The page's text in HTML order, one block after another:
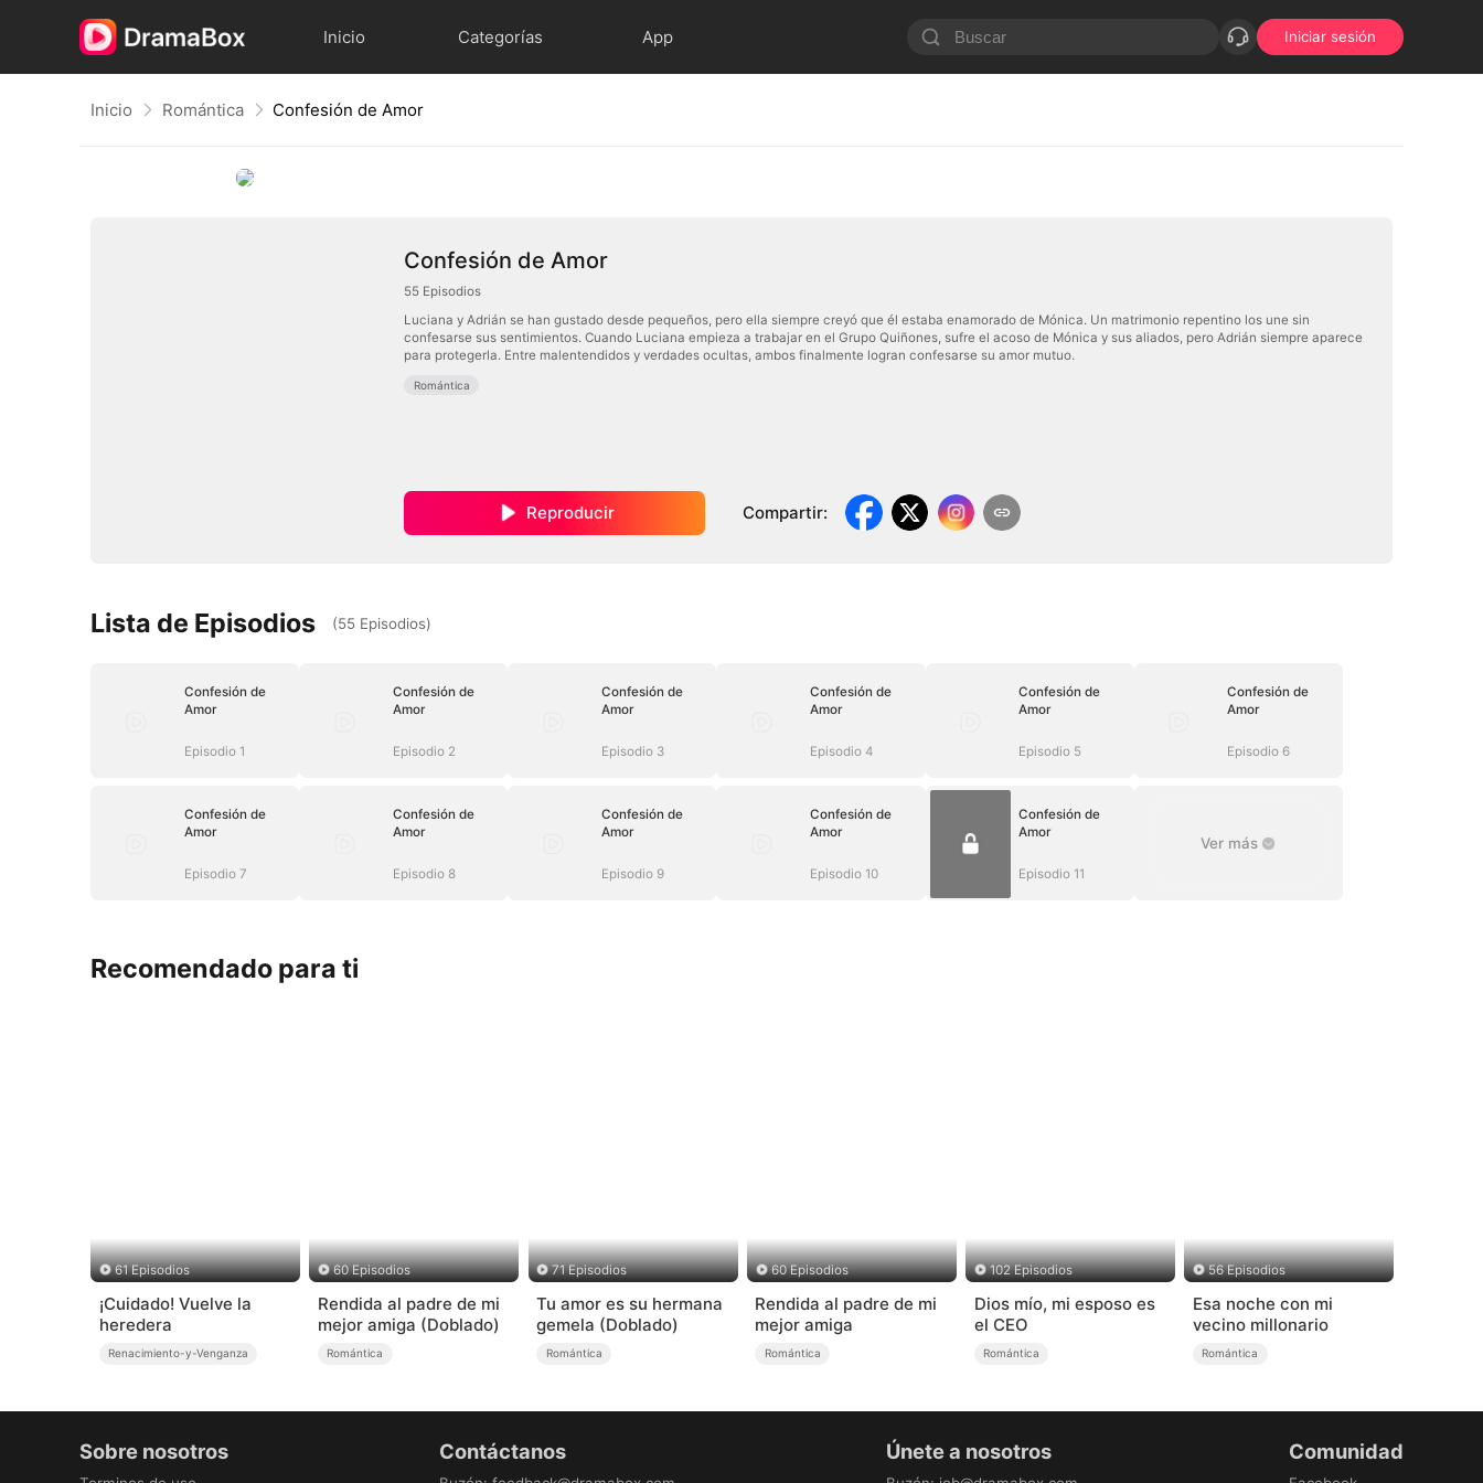
Inicio Categorías App Iniciar sesión
Inicio Romántica Confesión de Amor
Confesión de Amor
55 Episodios
Luciana y Adrián se han gustado desde pequeños, pero ella siempre creyó que él estaba enamorado de Mónica. Un matrimonio repentino los une sin
confesarse sus sentimientos. Cuando Luciana empieza a trabajar en el Grupo Quiñones, sufre el acoso de Mónica y sus aliados, pero Adrián siempre aparece
para protegerla. Entre malentendidos y verdades ocultas, ambos finalmente logran confesarse su amor mutuo.
Romántica
Reproducir Compartir:
Lista de Episodios (55 Episodios)
Confesión de
Amor
Episodio 1
Confesión de
Amor
Episodio 2
Confesión de
Amor
Episodio 3
Confesión de
Amor
Episodio 4
Confesión de
Amor
Episodio 5
Confesión de
Amor
Episodio 6
Confesión de
Amor
Episodio 7
Confesión de
Amor
Episodio 8
Confesión de
Amor
Episodio 9
Confesión de
Amor
Episodio 10
Confesión de
Amor
Episodio 11
Ver más
Recomendado para ti
61 Episodios
¡Cuidado! Vuelve la
heredera
Renacimiento-y-Venganza
60 Episodios
Rendida al padre de mi
mejor amiga (Doblado)
Romántica
71 Episodios
Tu amor es su hermana
gemela (Doblado)
Romántica
60 Episodios
Rendida al padre de mi
mejor amiga
Romántica
102 Episodios
Dios mío, mi esposo es
el CEO
Romántica
56 Episodios
Esa noche con mi
vecino millonario
Romántica
Sobre nosotros Contáctanos Únete a nosotros Comunidad